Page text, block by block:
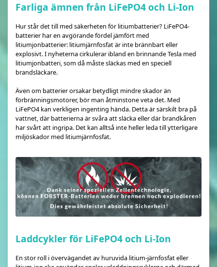
Farliga ämnen från LiFePO4 och Li-Ion
Hur står det till med säkerheten för litiumbatterier? LiFePO4-
batterier har en avgörande fördel jämfört med
litiumjonbatterier: litiumjärnfosfat är inte brännbart eller
explosivt. I nyheterna cirkulerar ibland en brinnande Tesla med
litiumjonbatteri, som då måste släckas med en speciell
brandsläckare.
Även om batterier orsakar betydligt mindre skador än
förbränningsmotorer, bör man åtminstone veta det. Med
LiFePO4 kan verkligen ingenting hända. Detta är särskilt bra på
vattnet, där batterierna är svåra att släcka eller där brandkåren
har svårt att ingripa. Det kan alltså inte heller leda till ytterligare
miljöskador med litiumjärnfosfat.
Laddcykler för LiFePO4 och Li-Ion
En stor roll i övervägandet av huruvida litium-järnfosfat eller